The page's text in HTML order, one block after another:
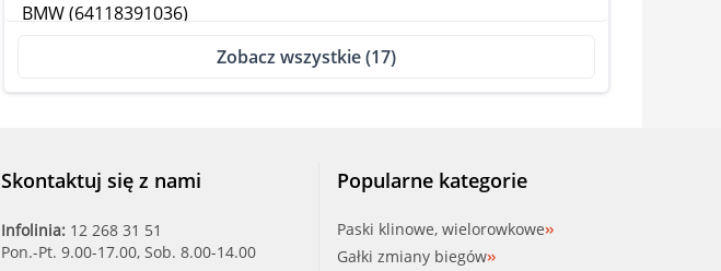
BMW (64118391036)
FRIGAIR (43130979)
HELLA (8UW351239301)
Zobacz wszystkie (17)
Skontaktuj się z nami
Infolinia: 12 268 31 51
Pon.-Pt. 9.00-17.00, Sob. 8.00-14.00
Popularne kategorie
Paski klinowe, wielorowkowe
Gałki zmiany biegów